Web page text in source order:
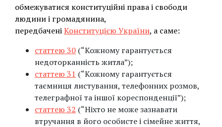
обмежуватися конституційні права і свободи
людини і громадянина,
передбаченіКонституцією України, а саме:
статтею 30 (“Кожному гарантується
недоторканність житла”);
статтею 31 (“Кожному гарантується
таємниця листування, телефонних розмов,
телеграфної та іншої кореспонденції”);
статтею 32 (“Ніхто не може зазнавати
втручання в його особисте і сімейне життя,